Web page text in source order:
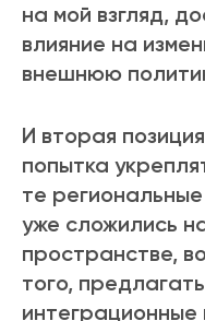
на мой взгляд,
влияние на
внешнюю
И вторая
попытка
те
уже сложились
пространстве,
того,
интеграционные